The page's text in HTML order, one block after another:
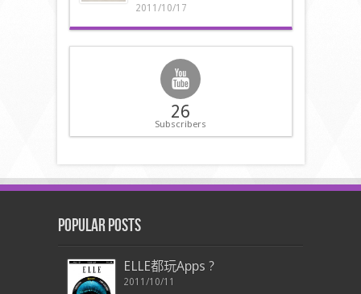
2011/10/17
26
Subscribers
Popular Posts
ELLE都玩Apps ?
2011/10/11